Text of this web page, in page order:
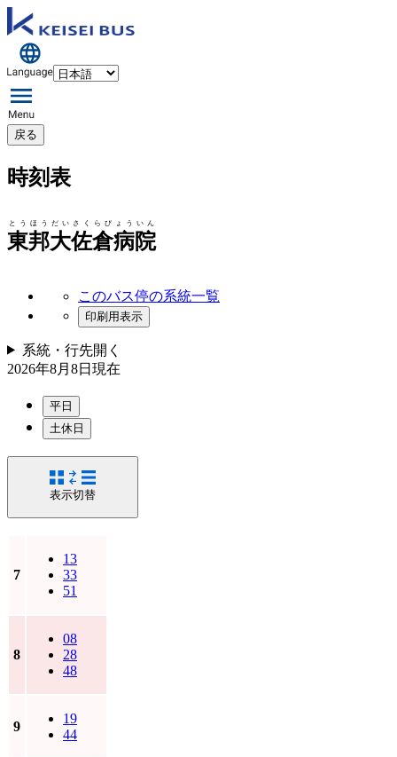
戻る
時刻表
東邦大佐倉病院
とうほうだいさくらびょういん
このバス停の系統一覧
印刷用表示
系統・行先開く
2026年8月8日 現在
平日
土休日
表示切替
7
13
33
51
8
08
28
48
9
19
44